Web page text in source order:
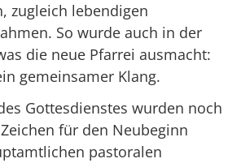
zugleich lebendigen
So wurde auch in der
die neue Pfarrei ausmacht:
gemeinsamer Klang.
Gottesdienstes wurden noch
für den Neubeginn
pastoralen